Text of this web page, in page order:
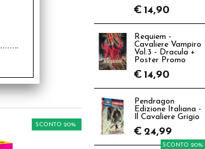
SCONTO 20%
€ 14,90
Requiem -
Cavaliere Vampiro
Vol.3 - Dracula +
Poster Promo
€ 14,90
Pendragon
Edizione Italiana -
Il Cavaliere Grigio
€ 24,99
SCONTO 20%